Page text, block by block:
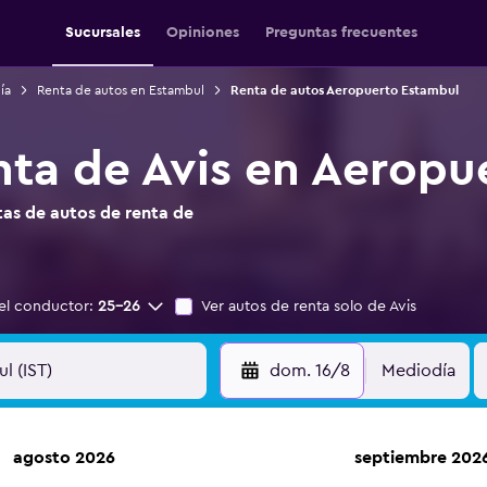
Sucursales Opiniones Preguntas frecuentes
Renta de autos en Estambul Renta de autos Aeropuerto Estambul
de Avis en
de autos de renta de
conductor: 25-26 Ver autos de renta solo de Avis
dom. 16/8 Mediodía
agosto 2026 septiembre